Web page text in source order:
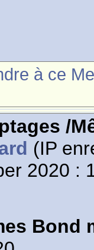
à ce
/
(IP
2020 :
Bond